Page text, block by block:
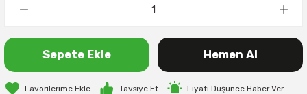
Sepete Ekle Hemen Al
Tavsiye Et Fiyatı Düşünce Haber Ver